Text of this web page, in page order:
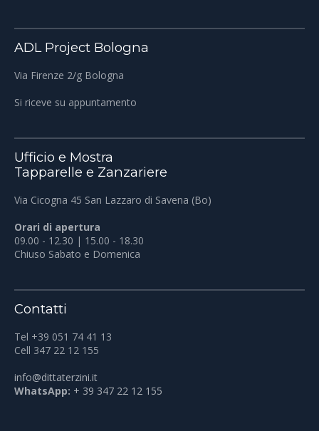
ADL Project Bologna
Via Firenze 2/g Bologna
Si riceve su appuntamento
Ufficio e Mostra
Tapparelle e Zanzariere
Via Cicogna 45 San Lazzaro di Savena (Bo)
Orari di apertura
09.00 - 12.30 | 15.00 - 18.30
Chiuso Sabato e Domenica
Contatti
Tel +39 051 74 41 13
Cell 347 22 12 155
info@dittaterzini.it
WhatsApp: + 39 347 22 12 155